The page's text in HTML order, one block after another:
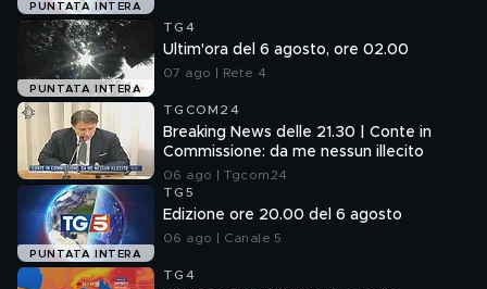
PUNTATA INTERA
PUNTATA INTERA
TG4
Ultim'ora del 6 agosto, ore 02.00
07 ago | Rete 4
TGCOM24
Breaking News delle 21.30 | Conte in
Commissione: da me nessun illecito
06 ago | Tgcom24
PUNTATA INTERA
TG5
Edizione ore 20.00 del 6 agosto
06 ago | Canale 5
TG4